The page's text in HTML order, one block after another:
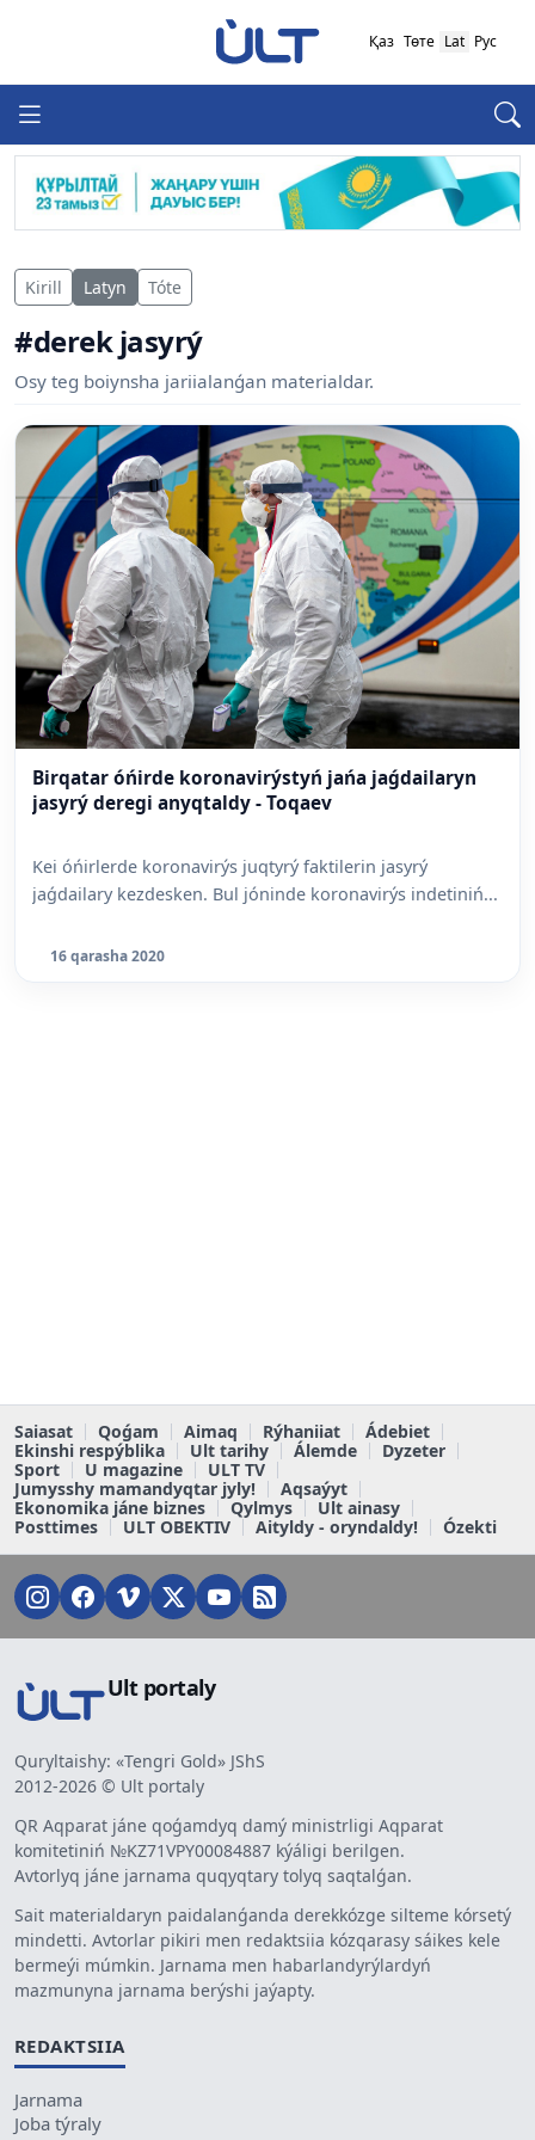
Қаз Төте Lat Рус
Kirill Latyn Tóte
#derek jasyrý
Osy teg boiynsha jariialanǵan materialdar.
Birqatar óńirde koronavirýstyń jańa jaǵdailaryn
jasyrý deregi anyqtaldy - Toqaev
Kei óńirlerde koronavirýs juqtyrý faktilerin jasyrý
jaǵdailary kezdesken. Bul jóninde koronavirýs indetiniń...
16 qarasha 2020
Saiasat Qoǵam Aimaq Rýhaniiat
Ádebiet
Ekinshi respýblika
Ult tarihy Álemde
Dyzeter
Sport
U magazine
ULT TV
Jumysshy mamandyqtar jyly!
Aqsaýyt
Ekonomika jáne biznes
Qylmys
Ult ainasy
Posttimes
ULT OBEKTIV Aityldy - oryndaldy! Ózekti
Ult portaly
Quryltaishy: «Tengri Gold» JShS
2012-2026 © Ult portaly
QR Aqparat jáne qoǵamdyq damý ministrligi Aqparat
komitetiniń №KZ71VPY00084887 kýáligi berilgen.
Avtorlyq jáne jarnama quqyqtary tolyq saqtalǵan.
Sait materialdaryn paidalanǵanda derekkózge silteme kórsetý
mindetti. Avtorlar pikiri men redaktsiia kózqarasy sáikes kele
bermeýi múmkin. Jarnama men habarlandyrýlardyń
mazmunyna jarnama berýshi jaýapty.
REDAKTSIIA
Jarnama
Joba týraly